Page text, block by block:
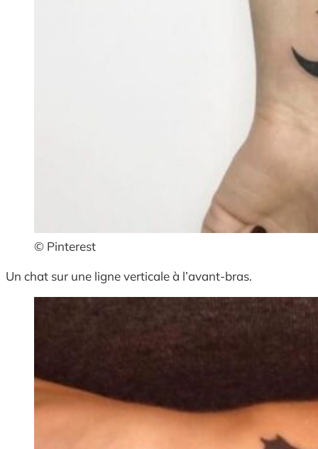
© Pinterest
Un chat sur une ligne verticale à l’avant-bras.